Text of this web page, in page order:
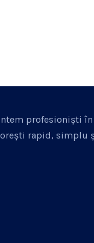
profesioniști
rapid,